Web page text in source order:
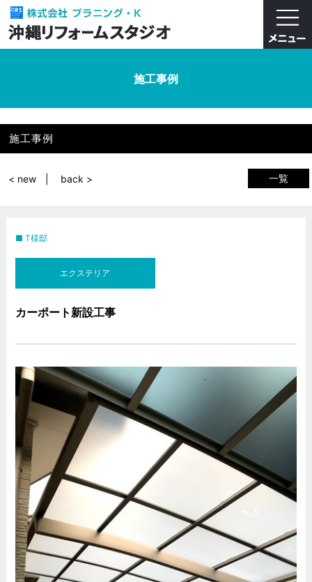
施工事例
施工事例
一覧
< new back >
T様邸
エクステリア
カーポート新設工事